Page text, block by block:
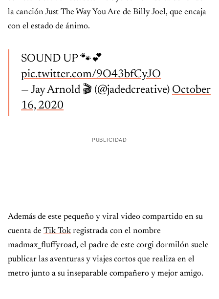
la canción Just The Way You Are de Billy Joel, que encaja
con el estado de ánimo.
SOUND UP 🐾💕
pic.twitter.com/9O43bfCyJO
— Jay Arnold 🎬 (@jadedcreative) October
16, 2020
PUBLICIDAD
Además de este pequeño y viral video compartido en su
cuenta de Tik Tok registrada con el nombre
madmax_fluffyroad, el padre de este corgi dormilón suele
publicar las aventuras y viajes cortos que realiza en el
metro junto a su inseparable compañero y mejor amigo.